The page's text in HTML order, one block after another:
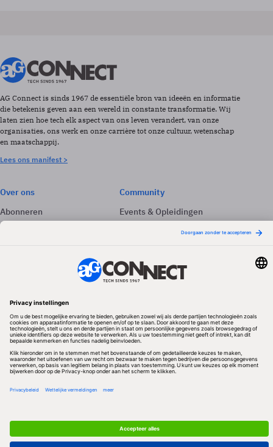
AG Connect is sinds 1967 de essentiële bron van ideeën en informatie
die betekenis geven aan een wereld in constante transformatie. Wij
laten zien hoe tech elk aspect van ons leven verandert, van onze
organisaties, ons werk en onze carrière tot onze cultuur, wetenschap
en maatschappij.
Lees ons manifest >
Over ons
Abonneren
Adverteren
Community
Events & Opleidingen
Volg ons
Redactionele partner
Algemene Voorwaarden & Copyrights